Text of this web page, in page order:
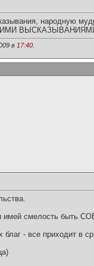
народную
в 17:40
имей смелость быть
- все приходит в